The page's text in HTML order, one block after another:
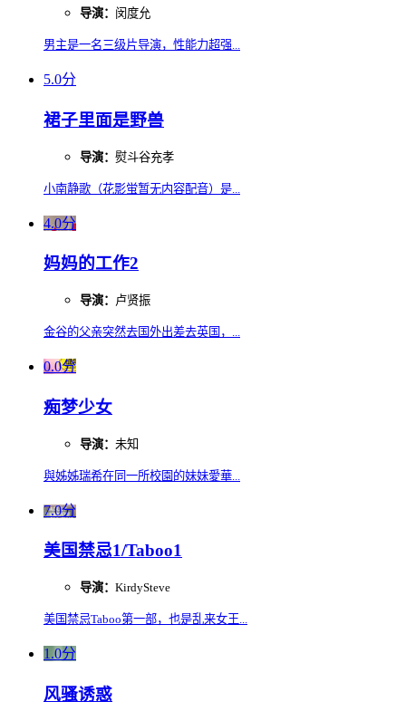
导演： 闵度允
男主是一名三级片导演，性能力超强...
5.0分
裙子里面是野兽
导演： 熨斗谷充孝
小南静歌（花影蛍暂无内容配音）是...
4.0分
妈妈的工作2
导演： 卢贤振
金谷的父亲突然去国外出差去英国，...
0.0分
痴梦少女
导演： 未知
與姊姊瑞希在同一所校園的妹妹愛華...
7.0分
美国禁忌1/Taboo1
导演： KirdySteve
美国禁忌Taboo第一部，也是乱来女王...
1.0分
风骚诱惑